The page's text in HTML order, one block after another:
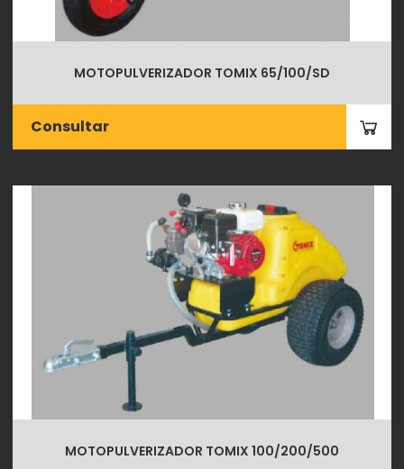
MOTOPULVERIZADOR TOMIX 65/100/SD
Consultar
MOTOPULVERIZADOR TOMIX 100/200/500